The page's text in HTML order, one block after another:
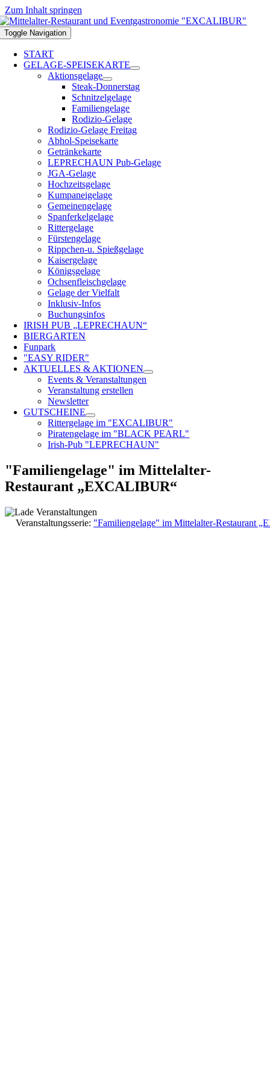
Zum Inhalt springen
Toggle Navigation
START
GELAGE-SPEISEKARTE
Aktionsgelage
Steak-Donnerstag
Schnitzelgelage
Familiengelage
Rodizio-Gelage
Rodizio-Gelage Freitag
Abhol-Speisekarte
Getränkekarte
LEPRECHAUN Pub-Gelage
JGA-Gelage
Hochzeitsgelage
Kumpaneigelage
Gemeinengelage
Spanferkelgelage
Rittergelage
Fürstengelage
Rippchen-u. Spießgelage
Kaisergelage
Königsgelage
Ochsenfleischgelage
Gelage der Vielfalt
Inklusiv-Infos
Buchungsinfos
IRISH PUB „LEPRECHAUN“
BIERGARTEN
Funpark
"EASY RIDER"
AKTUELLES & AKTIONEN
Events & Veranstaltungen
Veranstaltung erstellen
Newsletter
GUTSCHEINE
Rittergelage im "EXCALIBUR"
Piratengelage im "BLACK PEARL"
Irish-Pub "LEPRECHAUN"
"Familiengelage" im Mittelalter-
Restaurant „EXCALIBUR“
Veranstaltungsserie: "Familiengelage" im Mittelalter-Restaurant